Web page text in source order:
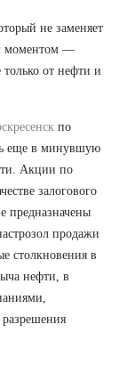
не заменяет
моментом —
от нефти и
по
еще в минувшую
Акции по
залогового
предназначены
продажи
столкновения в
нефти, в